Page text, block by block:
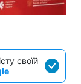
своїй